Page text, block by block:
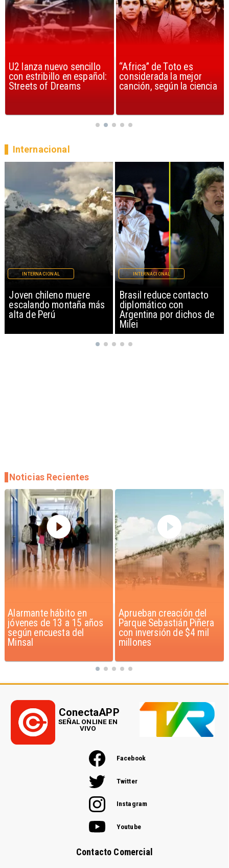
U2 lanza nuevo sencillo
con estribillo en español:
Streets of Dreams
“Africa” de Toto es
considerada la mejor
canción, según la ciencia
Brasil reduce contacto
diplomático con
Argentina por dichos de
INTERNACIONAL
China restringe
exportación de drones a
EEUU y sanciona
empresas
INTERNACIONAL
Internacional
Aprueban creación del
Parque Sebastián Piñera
con inversión de $4 mil
millones
Claudio Bravo baja la
euforia sobre fichaje de
Vozinha
Noticias Recientes
Facebook
Twitter
Instagram
Youtube
Contacto Comercial
ConectaAPP
SEÑAL ONLINE EN
VIVO